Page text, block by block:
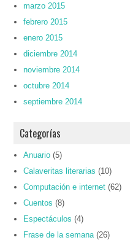
marzo 2015
febrero 2015
enero 2015
diciembre 2014
noviembre 2014
octubre 2014
septiembre 2014
Categorías
Anuario (5)
Calaveritas literarias (10)
Computación e internet (62)
Cuentos (8)
Espectáculos (4)
Frase de la semana (26)